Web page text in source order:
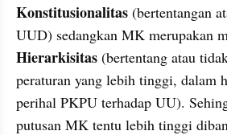
Konstitusionalitas (bertentangan
Hierarkisitas (bertentang atau
peraturan yang lebih tinggi, dalam
perihal PKPU terhadap UU).
putusan MK tentu lebih tinggi